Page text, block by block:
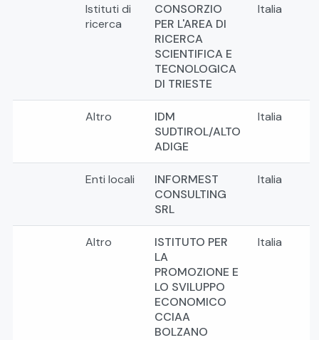
Istituti di
ricerca
CONSORZIO
PER L'AREA DI
RICERCA
SCIENTIFICA E
TECNOLOGICA
DI TRIESTE
Italia
Altro
IDM
SUDTIROL/ALTO
ADIGE
Italia
Enti locali
INFORMEST
CONSULTING
SRL
Italia
Altro
ISTITUTO PER
LA
PROMOZIONE E
LO SVILUPPO
ECONOMICO
CCIAA
BOLZANO
Italia